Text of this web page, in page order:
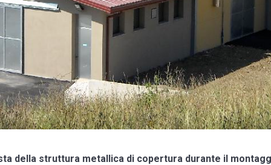
della struttura metallica di copertura durante il